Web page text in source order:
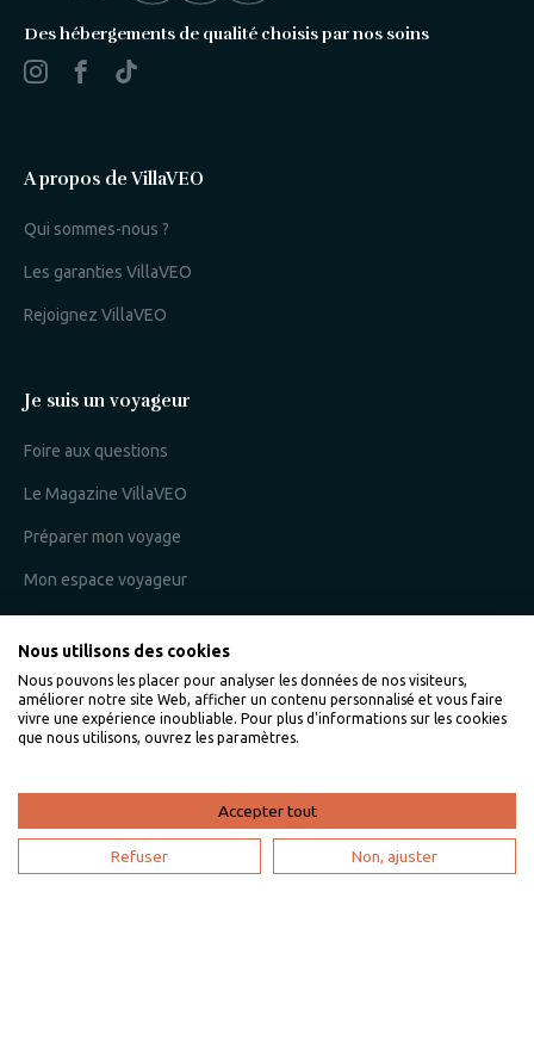
Des hébergements de qualité choisis par nos soins
A propos de VillaVEO
Qui sommes-nous ?
Les garanties VillaVEO
Rejoignez VillaVEO
Je suis un voyageur
Foire aux questions
Le Magazine VillaVEO
Préparer mon voyage
Mon espace voyageur
L'expertise VillaVEO
Mon espace propriétaire
Nous utilisons des cookies
Nous pouvons les placer pour analyser les données de nos visiteurs,
améliorer notre site Web, afficher un contenu personnalisé et vous faire
vivre une expérience inoubliable. Pour plus d'informations sur les cookies
que nous utilisons, ouvrez les paramètres.
Accepter tout
Refuser Non, ajuster